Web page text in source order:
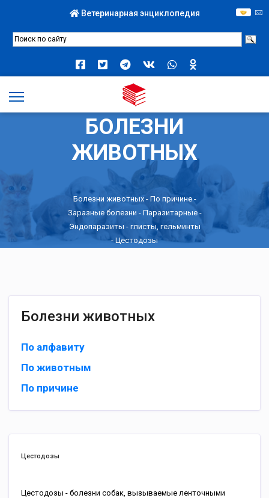
Ветеринарная энциклопедия
БОЛЕЗНИ
ЖИВОТНЫХ
Болезни животных - По причине-
Заразные болезни - Паразитарные-
Эндопаразиты - глисты, гельминты
- Цестодозы
Болезни животных
По алфавиту
По животным
По причине
Цестодозы
Цестодозы - болезни собак, вызываемые ленточными